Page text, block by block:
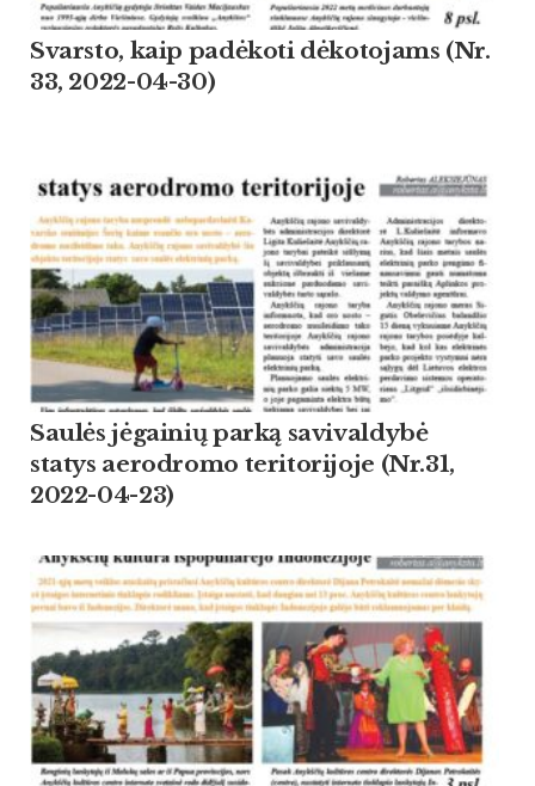
Svarsto, kaip padėkoti dėkotojams (Nr.
33, 2022-04-30)
Saulės jėgainių parką savivaldybė
statys aerodromo teritorijoje (Nr.31,
2022-04-23)